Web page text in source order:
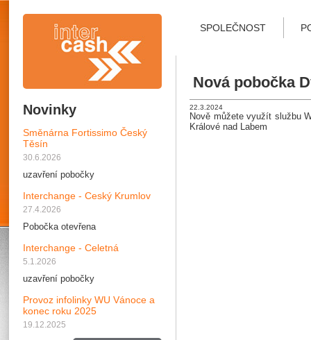
SPOLEČNOST
Novinky
Směnárna Fortissimo Český
Těsín
30.6.2026
uzavření pobočky
Interchange - Ceský Krumlov
27.4.2026
Pobočka otevřena
Interchange - Celetná
5.1.2026
uzavření pobočky
Provoz infolinky WU Vánoce a
konec roku 2025
19.12.2025
Nová pobočka
22.3.2024
Nově můžete využít službu
Králové nad Labem